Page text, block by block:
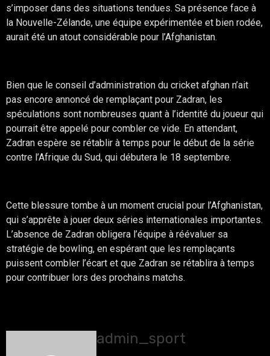
s’imposer dans des situations tendues. Sa présence face à
la Nouvelle-Zélande, une équipe expérimentée et bien rodée,
aurait été un atout considérable pour l’Afghanistan.
Bien que le conseil d’administration du cricket afghan n’ait
pas encore annoncé de remplaçant pour Zadran, les
spéculations sont nombreuses quant à l’identité du joueur qui
pourrait être appelé pour combler ce vide. En attendant,
Zadran espère se rétablir à temps pour le début de la série
contre l’Afrique du Sud, qui débutera le 18 septembre.
Cette blessure tombe à un moment crucial pour l’Afghanistan,
qui s’apprête à jouer deux séries internationales importantes.
L’absence de Zadran obligera l’équipe à réévaluer sa
stratégie de bowling, en espérant que les remplaçants
puissent combler l’écart et que Zadran se rétablira à temps
pour contribuer lors des prochains matchs.
admin_sport